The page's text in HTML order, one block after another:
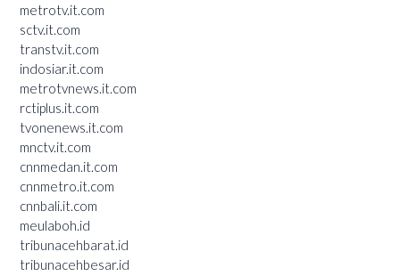
metrotv.it.com
sctv.it.com
transtv.it.com
indosiar.it.com
metrotvnews.it.com
rctiplus.it.com
tvonenews.it.com
mnctv.it.com
cnnmedan.it.com
cnnmetro.it.com
cnnbali.it.com
meulaboh.id
tribunacehbarat.id
tribunacehbesar.id